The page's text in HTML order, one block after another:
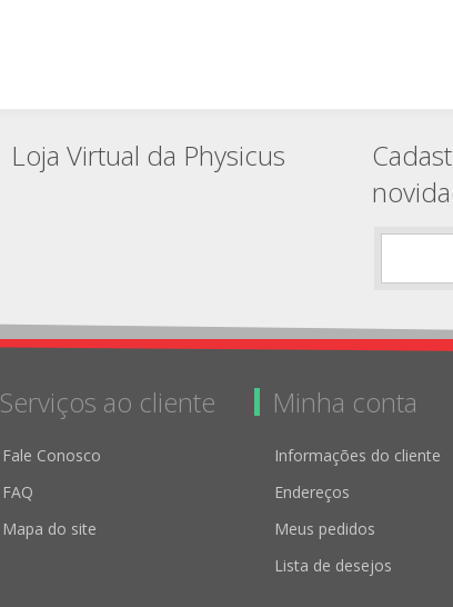
Loja Virtual da Physicus
Serviços ao cliente
Fale Conosco
FAQ
Mapa do site
Minha conta
Informações do cliente
Endereços
Meus pedidos
Lista de desejos